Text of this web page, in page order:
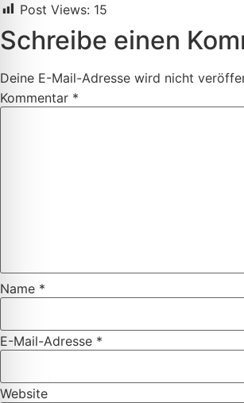
Post Views: 15
Schreibe einen
Deine E-Mail-Adresse wird nicht
Kommentar *
Name *
E-Mail-Adresse *
Website